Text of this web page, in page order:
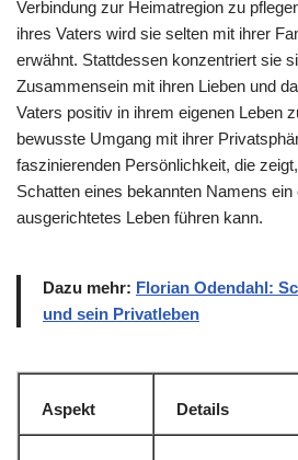
Verbindung zur Heimatregion zu
ihres Vaters wird sie selten mit ihrer
erwähnt. Stattdessen konzentriert sie
Zusammensein mit ihren Lieben und
Vaters positiv in ihrem eigenen Leben
bewusste Umgang mit ihrer
faszinierenden Persönlichkeit, die
Schatten eines bekannten Namens ein
ausgerichtetes Leben führen kann.
Dazu mehr: Florian Odendahl:
und sein Privatleben
Aspekt Details